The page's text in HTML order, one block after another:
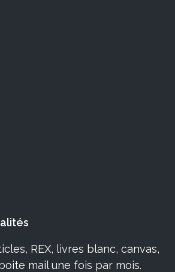
REX, livres blanc, canvas,
mail une fois par mois.